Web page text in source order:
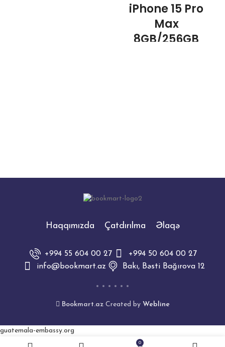
iPhone 15 Pro
Max
8GB/256GB
Haqqımızda Çatdırılma Əlaqə
+994 55 604 00 27
+994 50 604 00 27
info@bookmart.az
Bakı, Bəsti Bağırova 12
Bookmart.azCreated by Webline
guatemala-embassy.org
0